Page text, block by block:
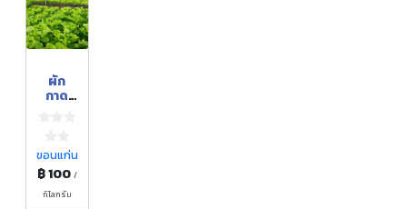
ผัก
กาด
ขอนแก่น
฿ 100 /
กิโลกรัม